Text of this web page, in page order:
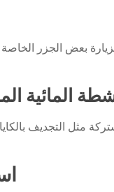
بعض الجزر
مثل التجديف